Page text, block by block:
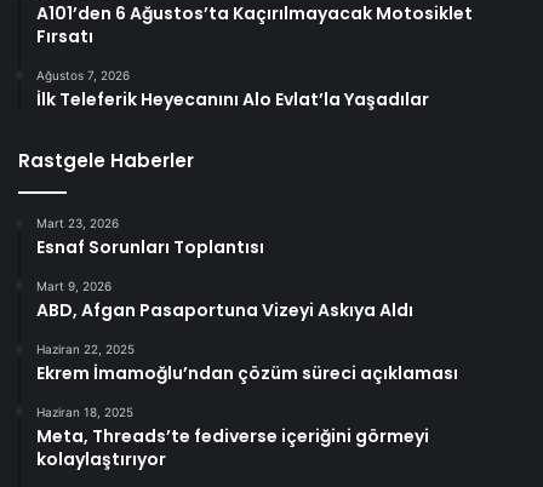
A101’den 6 Ağustos’ta Kaçırılmayacak Motosiklet
Fırsatı
Ağustos 7, 2026
İlk Teleferik Heyecanını Alo Evlat’la Yaşadılar
Rastgele Haberler
Mart 23, 2026
Esnaf Sorunları Toplantısı
Mart 9, 2026
ABD, Afgan Pasaportuna Vizeyi Askıya Aldı
Haziran 22, 2025
Ekrem İmamoğlu’ndan çözüm süreci açıklaması
Haziran 18, 2025
Meta, Threads’te fediverse içeriğini görmeyi
kolaylaştırıyor